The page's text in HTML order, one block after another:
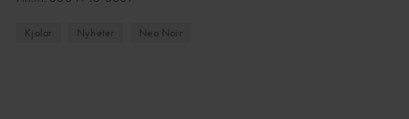
Kjolar Nyheter Neo Noir